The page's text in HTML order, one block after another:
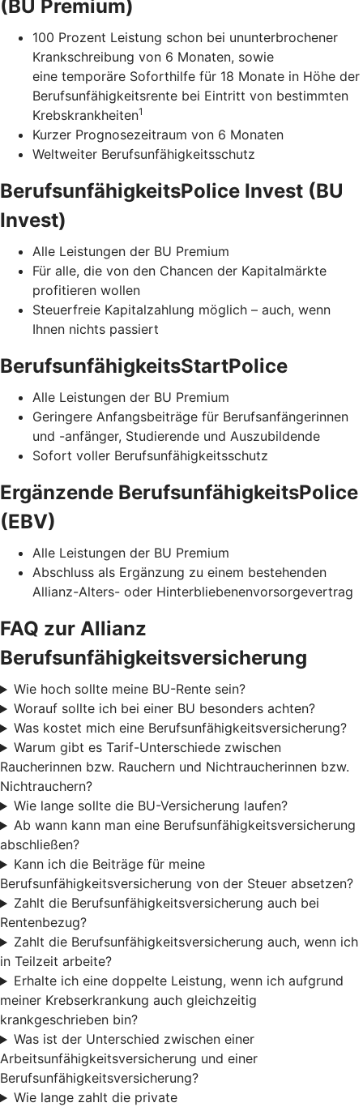
(BU Premium)
100 Prozent Leistung schon bei ununterbrochener
Krankschreibung von 6 Monaten, sowie
eine temporäre Soforthilfe für 18 Monate in Höhe der
Berufsunfähigkeitsrente bei Eintritt von bestimmten
Krebskrankheiten1
Kurzer Prognosezeitraum von 6 Monaten
Weltweiter Berufsunfähigkeitsschutz
BerufsunfähigkeitsPolice Invest (BU
Invest)
Alle Leistungen der BU Premium
Für alle, die von den Chancen der Kapitalmärkte
profitieren wollen
Steuerfreie Kapitalzahlung möglich – auch, wenn
Ihnen nichts passiert
BerufsunfähigkeitsStartPolice
Alle Leistungen der BU Premium
Geringere Anfangsbeiträge für Berufsanfängerinnen
und -anfänger, Studierende und Auszubildende
Sofort voller Berufsunfähigkeitsschutz
Ergänzende BerufsunfähigkeitsPolice
(EBV)
Alle Leistungen der BU Premium
Abschluss als Ergänzung zu einem bestehenden
Allianz-Alters- oder Hinterbliebenenvorsorgevertrag
FAQ zur Allianz
Berufsunfähigkeitsversicherung
Wie hoch sollte meine BU-Rente sein?
Worauf sollte ich bei einer BU besonders achten?
Was kostet mich eine Berufsunfähigkeitsversicherung?
Warum gibt es Tarif-Unterschiede zwischen
Raucherinnen bzw. Rauchern und Nichtraucherinnen bzw.
Nichtrauchern?
Wie lange sollte die BU-Versicherung laufen?
Ab wann kann man eine Berufsunfähigkeitsversicherung
abschließen?
Kann ich die Beiträge für meine
Berufsunfähigkeitsversicherung von der Steuer absetzen?
Zahlt die Berufsunfähigkeitsversicherung auch bei
Rentenbezug?
Zahlt die Berufsunfähigkeitsversicherung auch, wenn ich
in Teilzeit arbeite?
Erhalte ich eine doppelte Leistung, wenn ich aufgrund
meiner Krebserkrankung auch gleichzeitig
krankgeschrieben bin?
Was ist der Unterschied zwischen einer
Arbeitsunfähigkeitsversicherung und einer
Berufsunfähigkeitsversicherung?
Wie lange zahlt die private